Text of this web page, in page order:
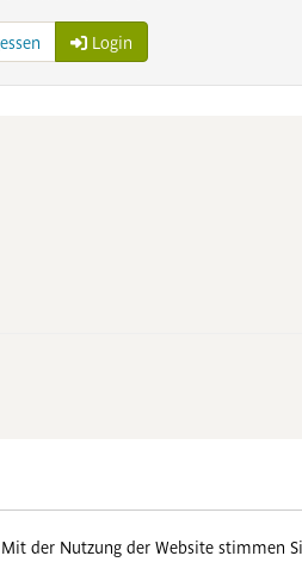
Login
der Nutzung der Website stimmen